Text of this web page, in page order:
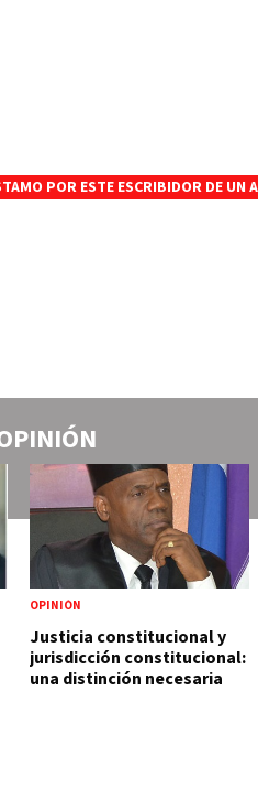
POR ESTE ESCRIBIDOR DE UN
OPINIÓN
Justicia constitucional y
jurisdicción constitucional:
una distinción necesaria